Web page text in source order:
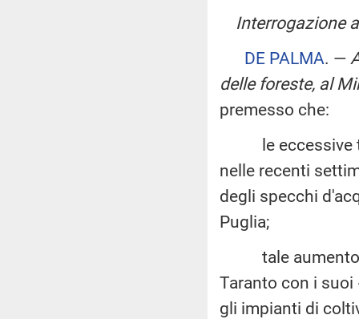
Interrogazione
DE PALMA. —
delle foreste, al
premesso che:
le eccessive
nelle recenti
degli specchi
Puglia;
tale aumento
Taranto con i suoi
gli impianti di